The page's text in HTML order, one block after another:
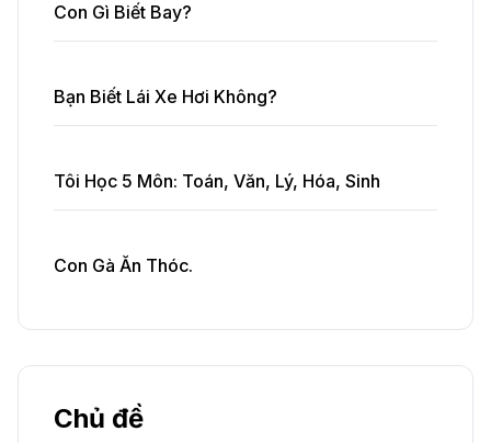
Con Gì Biết Bay?
Bạn Biết Lái Xe Hơi Không?
Tôi Học 5 Môn: Toán, Văn, Lý, Hóa, Sinh
Con Gà Ăn Thóc.
Chủ đề